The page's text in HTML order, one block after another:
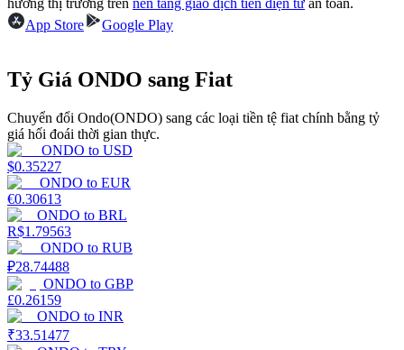
Làm cho tài sản của bạn tăng giá trị đều đặn
Staking
Lợi nhuận cao và truy cập ngay lập tức
hướng thị trường trên nền tảng giao dịch tiền điện tử an toàn.
App Store
Google Play
Tỷ Giá ONDO sang Fiat
Chuyển đổi Ondo(ONDO) sang các loại tiền tệ fiat chính bằng tỷ
giá hối đoái thời gian thực.
ONDO to USD
$0.35227
ONDO to EUR
€0.30613
ONDO to BRL
R$1.79563
ONDO to RUB
₽28.74488
ONDO to GBP
£0.26159
ONDO to INR
₹33.51477